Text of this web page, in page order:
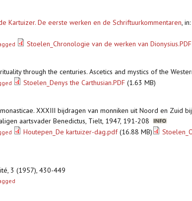
Kartuizer. De eerste werken en de Schriftuurkommentaren,
Stoelen_Chronologie van de werken van Dionysius.PDF
through the centuries. Ascetics and mystics of the
Stoelen_Denys the Carthusian.PDF (1.63 MB)
XXXIII bijdragen van monniken uit Noord en Zuid
aartsvader Benedictus, Tielt, 1947, 191-208
Houtepen_De kartuizer-dag.pdf(16.88 MB)
3 (1957), 430-449